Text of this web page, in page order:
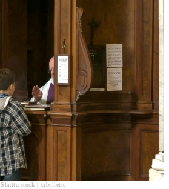
Shutterstock | crbellette